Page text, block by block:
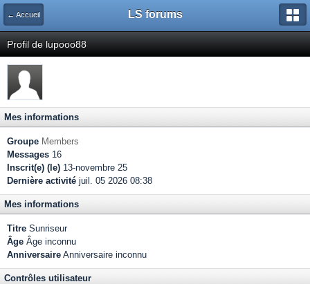
← Accueil LS forums
Profil de lupooo88
Mes informations
Groupe Members
Messages 16
Inscrit(e) (le) 13-novembre 25
Dernière activité juil. 05 2026 08:38
Mes informations
Titre Sunriseur
Âge Âge inconnu
Anniversaire Anniversaire inconnu
Contrôles utilisateur